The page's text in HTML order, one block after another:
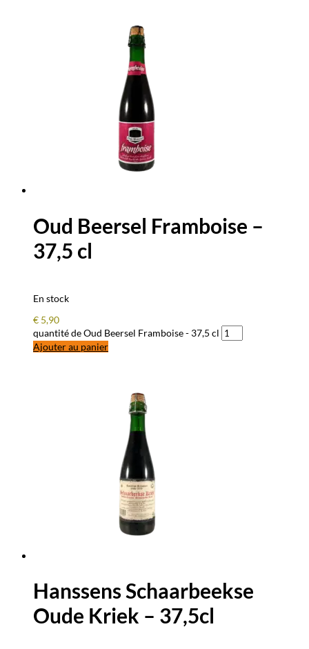
Oud Beersel Framboise –
37,5 cl
En stock
€ 5,90
quantité de Oud Beersel Framboise - 37,5 cl
Ajouter au panier
Hanssens Schaarbeekse
Oude Kriek – 37,5cl